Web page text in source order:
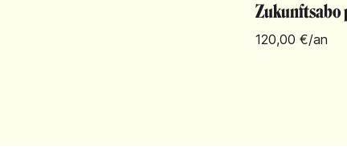
Zukunftsabo
120,00 €/an